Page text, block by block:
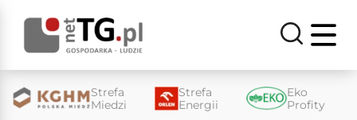
Strefa
Miedzi
Strefa
Energii
Eko
Profity